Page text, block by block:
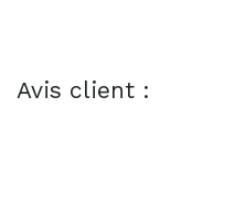
Avis client :